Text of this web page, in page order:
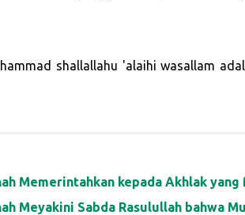
shallallahu 'alaihi wasallam
Memerintahkan kepada Akhlak yang
Meyakini Sabda Rasulullah bahwa